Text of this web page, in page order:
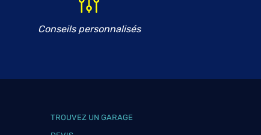
Conseils personnalisés
TROUVEZ UN GARAGE